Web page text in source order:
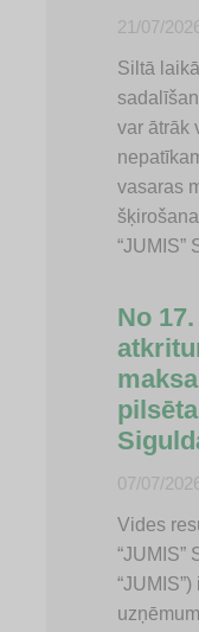
21/07/
Siltā
var ātrāk
vasaras
“JUMIS”
No
07/07/
Vides
“JUMIS”